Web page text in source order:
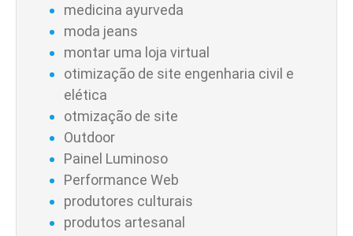
medicina ayurveda
moda jeans
montar uma loja virtual
otimização de site engenharia civil e
elética
otmização de site
Outdoor
Painel Luminoso
Performance Web
produtores culturais
produtos artesanal